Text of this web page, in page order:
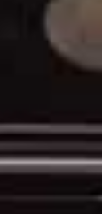
Kategórie
na